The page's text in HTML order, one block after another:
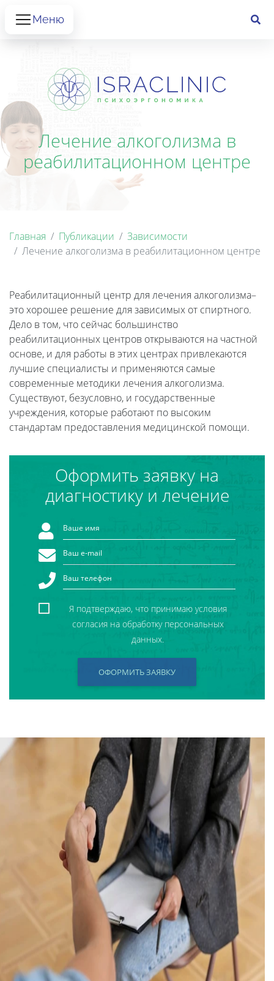
Меню
Лечение алкоголизма в
реабилитационном центре
Главная Публикации
Зависимости
Лечение алкоголизма в реабилитационном центре
Реабилитационный центр для лечения алкоголизма–
это хорошее решение для зависимых от спиртного.
Дело в том, что сейчас большинство
реабилитационных центров открываются на частной
основе, и для работы в этих центрах привлекаются
лучшие специалисты и применяются самые
современные методики лечения алкоголизма.
Существуют, безусловно, и государственные
учреждения, которые работают по высоким
стандартам предоставления медицинской помощи.
Оформить заявку на
диагностику и лечение
Я подтверждаю, что принимаю условия
согласия на обработку персональных
данных.
ОФОРМИТЬ ЗАЯВКУ